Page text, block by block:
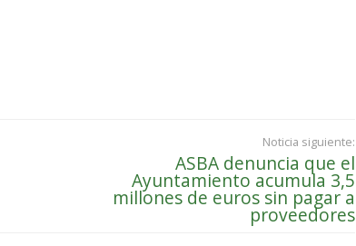
Noticia siguiente:
ASBA denuncia que el
Ayuntamiento acumula 3,5
millones de euros sin pagar a
proveedores